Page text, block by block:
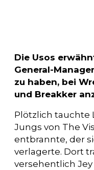
Die Usos
General-
zu haben, bei
und Breakker
Plötzlich tauchte
Jungs von The
entbrannte, der
verlagerte. Dort
versehentlich